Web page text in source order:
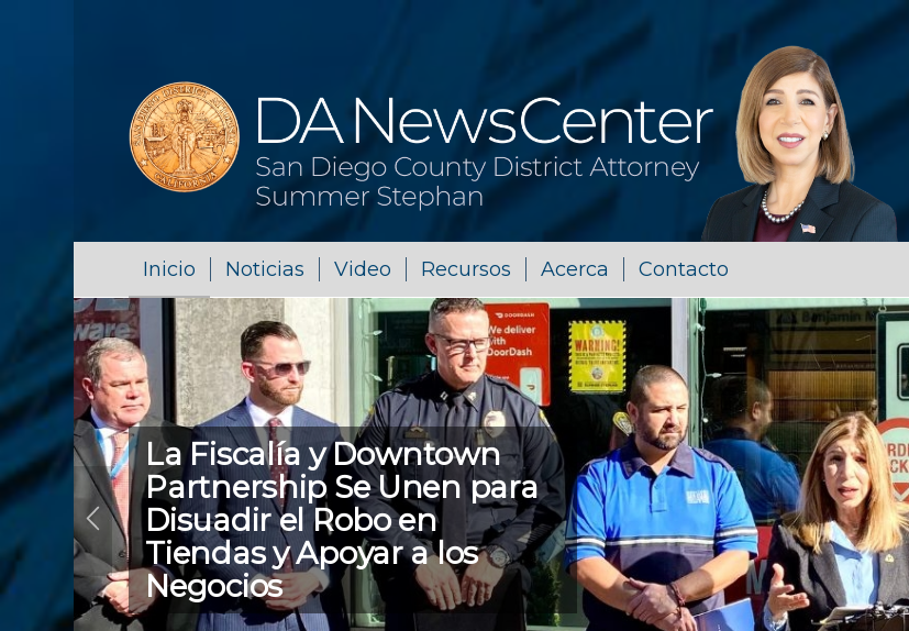
Inicio Noticias Video Recursos Acerca Contacto